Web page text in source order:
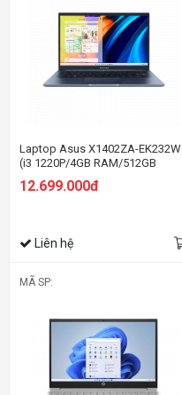
Laptop Asus X1402ZA-EK232W
(i3 1220P/4GB RAM/512GB
SSD/14 FHD/Win11/Xanh)
12.699.000đ
Liên hệ
MÃ SP: